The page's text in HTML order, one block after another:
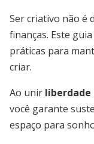
Ser criativo não é
finanças. Este
práticas para
criar.
Ao unir
você garante
espaço para